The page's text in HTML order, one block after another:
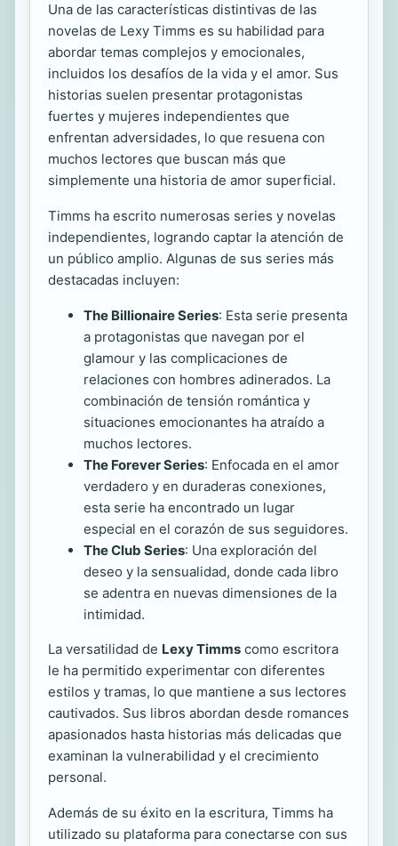
Una de las características distintivas de las
novelas de Lexy Timms es su habilidad para
abordar temas complejos y emocionales,
incluidos los desafíos de la vida y el amor. Sus
historias suelen presentar protagonistas
fuertes y mujeres independientes que
enfrentan adversidades, lo que resuena con
muchos lectores que buscan más que
simplemente una historia de amor superficial.
Timms ha escrito numerosas series y novelas
independientes, logrando captar la atención de
un público amplio. Algunas de sus series más
destacadas incluyen:
The Billionaire Series: Esta serie presenta
a protagonistas que navegan por el
glamour y las complicaciones de
relaciones con hombres adinerados. La
combinación de tensión romántica y
situaciones emocionantes ha atraído a
muchos lectores.
The Forever Series: Enfocada en el amor
verdadero y en duraderas conexiones,
esta serie ha encontrado un lugar
especial en el corazón de sus seguidores.
The Club Series: Una exploración del
deseo y la sensualidad, donde cada libro
se adentra en nuevas dimensiones de la
intimidad.
La versatilidad de Lexy Timms como escritora
le ha permitido experimentar con diferentes
estilos y tramas, lo que mantiene a sus lectores
cautivados. Sus libros abordan desde romances
apasionados hasta historias más delicadas que
examinan la vulnerabilidad y el crecimiento
personal.
Además de su éxito en la escritura, Timms ha
utilizado su plataforma para conectarse con sus